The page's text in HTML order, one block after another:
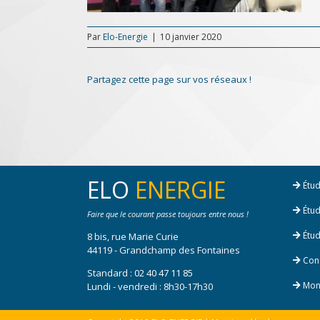
Par Elo-Energie | 10 janvier 2020
Partagez cette page sur vos réseaux !
ELO ENERGIE
Faire que le courant passe toujours entre nous !
8 bis, rue Marie Curie
44119 - Grandchamp des Fontaines
Standard : 02 40 47 11 85
Lundi - vendredi : 8h30-17h30